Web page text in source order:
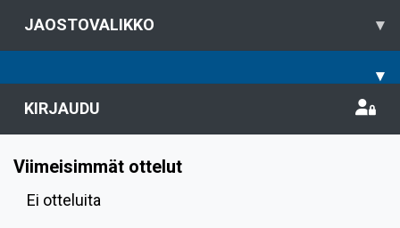
JAOSTOVALIKKO ▾
▾
KIRJAUDU
Viimeisimmät ottelut
Ei otteluita